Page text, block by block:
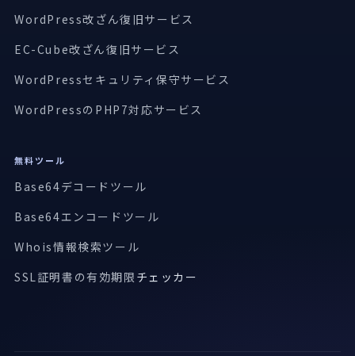
WordPress改ざん復旧サービス
EC-Cube改ざん復旧サービス
WordPressセキュリティ保守サービス
WordPressのPHP7対応サービス
無料ツール
Base64デコードツール
Base64エンコードツール
Whois情報検索ツール
SSL証明書の有効期限 チェッカー